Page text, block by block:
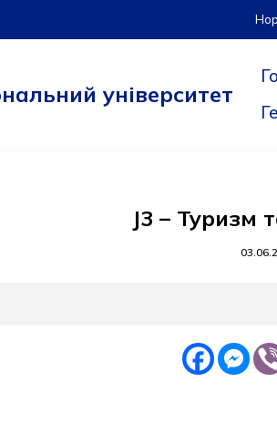
університет
J3 – Туризм